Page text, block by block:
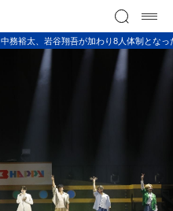
中務裕太、岩谷翔吾が加わり8人体制とな